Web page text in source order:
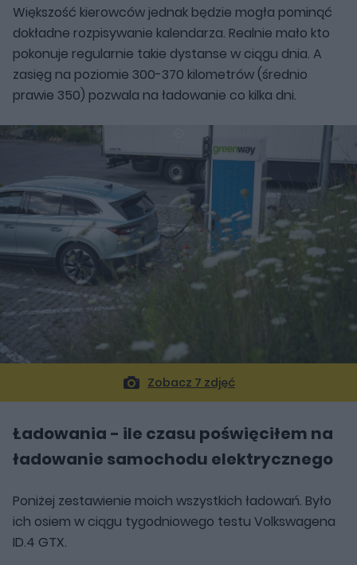
Większość kierowców jednak będzie mogła pominąć
dokładne rozpisywanie kalendarza. Realnie mało kto
pokonuje regularnie takie dystanse w ciągu dnia. A
zasięg na poziomie 300-370 kilometrów (średnio
prawie 350) pozwala na ładowanie co kilka dni.
Zobacz 7 zdjęć
Ładowania - ile czasu poświęciłem na
ładowanie samochodu elektrycznego
Poniżej zestawienie moich wszystkich ładowań. Było
ich osiem w ciągu tygodniowego testu Volkswagena
ID.4 GTX.